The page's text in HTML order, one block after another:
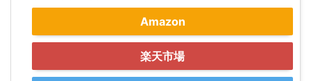
Amazon
楽天市場